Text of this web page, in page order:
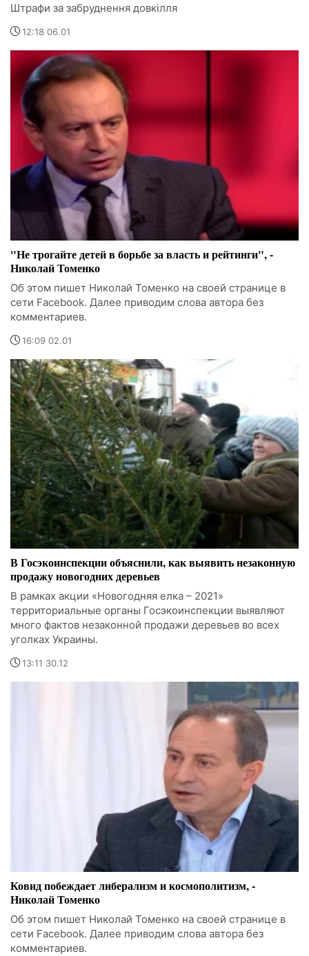
Штрафи за забруднення довкілля
12:18 06.01
"Не трогайте детей в борьбе за власть и рейтинги", -
Николай Томенко
Об этом пишет Николай Томенко на своей странице в
сети Facebook. Далее приводим слова автора без
комментариев.
16:09 02.01
В Госэкоинспекции объяснили, как выявить незаконную
продажу новогодних деревьев
В рамках акции «Новогодняя елка – 2021»
территориальные органы Госэкоинспекции выявляют
много фактов незаконной продажи деревьев во всех
уголках Украины.
13:11 30.12
Ковид побеждает либерализм и космополитизм, -
Николай Томенко
Об этом пишет Николай Томенко на своей странице в
сети Facebook. Далее приводим слова автора без
комментариев.